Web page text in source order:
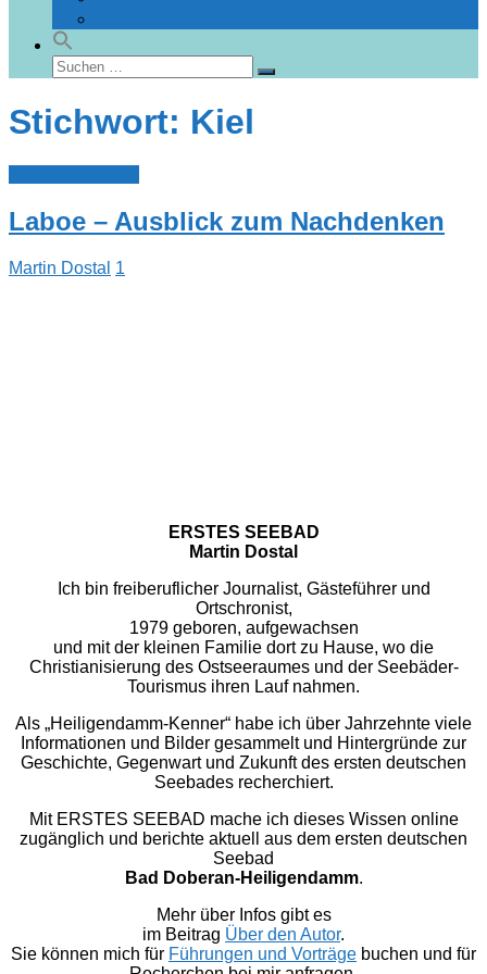
Suchen
nach:
Suchen
Stichwort: Kiel
Laboe – Ausblick zum Nachdenken
Martin Dostal 1
ERSTES SEEBAD
Martin Dostal
Ich bin freiberuflicher Journalist, Gästeführer und
Ortschronist,
1979 geboren, aufgewachsen
und mit der kleinen Familie dort zu Hause, wo die
Christianisierung des Ostseeraumes und der Seebäder-
Tourismus ihren Lauf nahmen.
Als „Heiligendamm-Kenner“ habe ich über Jahrzehnte viele
Informationen und Bilder gesammelt und Hintergründe zur
Geschichte, Gegenwart und Zukunft des ersten deutschen
Seebades recherchiert.
Mit ERSTES SEEBAD mache ich dieses Wissen online
zugänglich und berichte aktuell aus dem ersten deutschen
Seebad
Bad Doberan-Heiligendamm.
Mehr über Infos gibt es
im Beitrag Über den Autor.
Sie können mich für Führungen und Vorträge buchen und für